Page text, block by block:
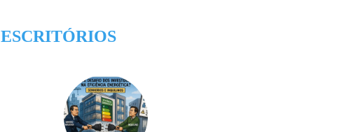
ESCRITÓRIOS